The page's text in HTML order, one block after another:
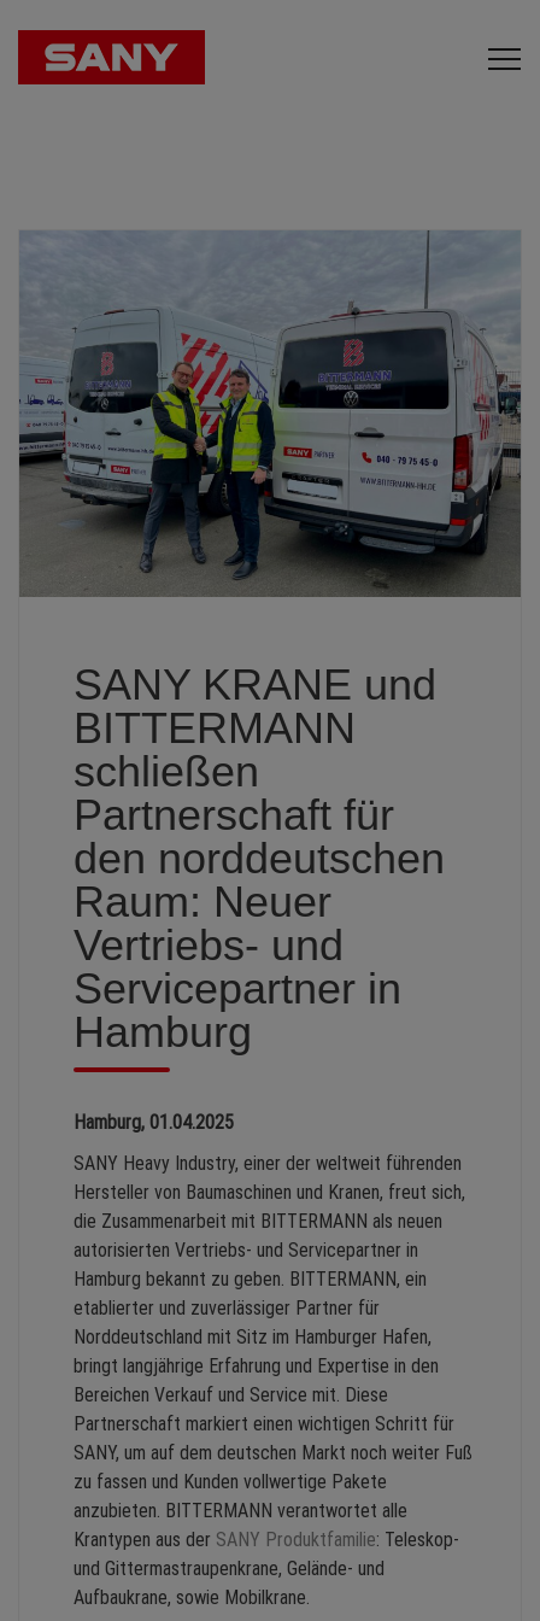
SANY KRANE und
BITTERMANN
schließen
Partnerschaft für
den norddeutschen
Raum: Neuer
Vertriebs- und
Servicepartner in
Hamburg
Hamburg, 01.04.2025
SANY Heavy Industry, einer der weltweit führenden
Hersteller von Baumaschinen und Kranen, freut sich,
die Zusammenarbeit mit BITTERMANN als neuen
autorisierten Vertriebs- und Servicepartner in
Hamburg bekannt zu geben. BITTERMANN, ein
etablierter und zuverlässiger Partner für
Norddeutschland mit Sitz im Hamburger Hafen,
bringt langjährige Erfahrung und Expertise in den
Bereichen Verkauf und Service mit. Diese
Partnerschaft markiert einen wichtigen Schritt für
SANY, um auf dem deutschen Markt noch weiter Fuß
zu fassen und Kunden vollwertige Pakete
anzubieten. BITTERMANN verantwortet alle
Krantypen aus der SANY Produktfamilie: Teleskop-
und Gittermastraupenkrane, Gelände- und
Aufbaukrane, sowie Mobilkrane.